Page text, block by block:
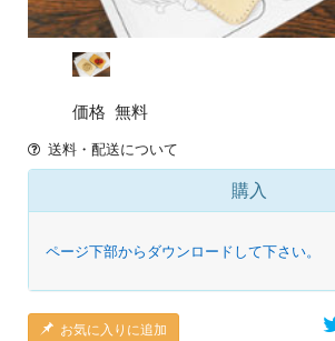
価格 無料
送料・配送について
購入
ページ下部からダウンロードして下さい。
お気に入りに追加